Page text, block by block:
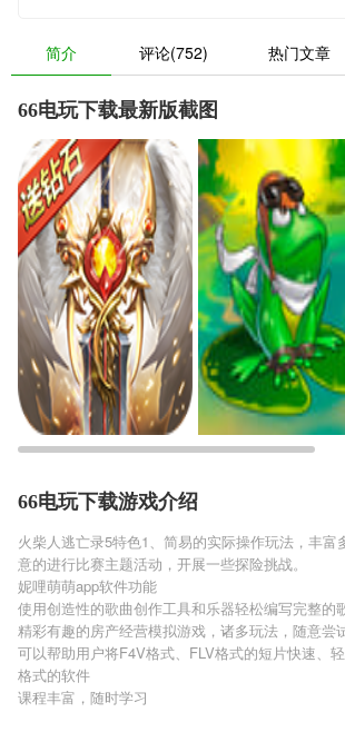
简介 评论(752) 热门文章
66电玩下载最新版截图
66电玩下载游戏介绍
火柴人逃亡录5特色1、简易的实际操作玩法，丰富
意的进行比赛主题活动，开展一些探险挑战。
妮哩萌萌app软件功能
使用创造性的歌曲创作工具和乐器轻松编写完整的
精彩有趣的房产经营模拟游戏，诸多玩法，随意尝试
可以帮助用户将F4V格式、FLV格式的短片快速、
格式的软件
课程丰富，随时学习